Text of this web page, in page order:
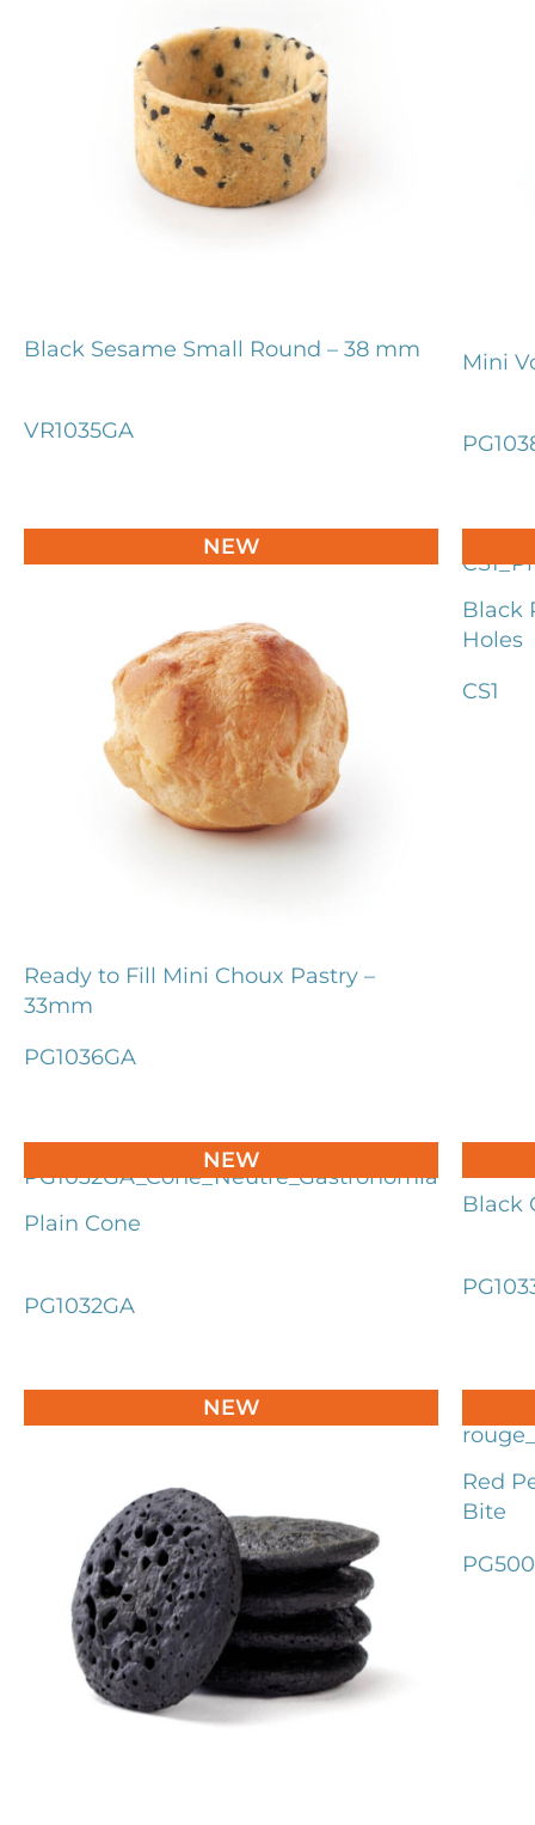
Black Sesame Small Round – 38 mm
VR1035GA
Mini
NEW
Ready to Fill Mini Choux Pastry –
33mm
PG1036GA
Black
Holes
CS1
NEW
Plain Cone
PG1032GA
Black
NEW
Red
Bite